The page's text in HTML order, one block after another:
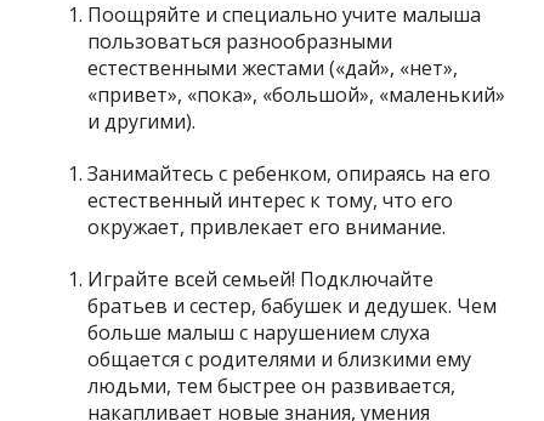
Поощряйте и специально учите малыша
пользоваться разнообразными
естественными жестами («дай», «нет»,
«привет», «пока», «большой», «маленький»
и другими).
Занимайтесь с ребенком, опираясь на его
естественный интерес к тому, что его
окружает, привлекает его внимание.
Играйте всей семьей! Подключайте
братьев и сестер, бабушек и дедушек. Чем
больше малыш с нарушением слуха
общается с родителями и близкими ему
людьми, тем быстрее он развивается,
накапливает новые знания, умения